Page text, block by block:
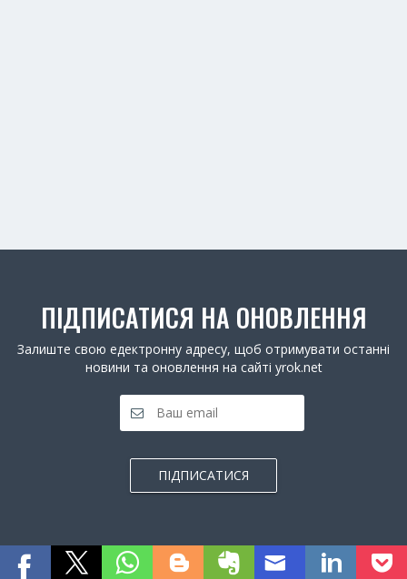
ПІДПИСАТИСЯ НА ОНОВЛЕННЯ
Залиште свою едектронну адресу, щоб отримувати останні
новини та оновлення на сайті yrok.net
ПІДПИСАТИСЯ
Всі права захищено.